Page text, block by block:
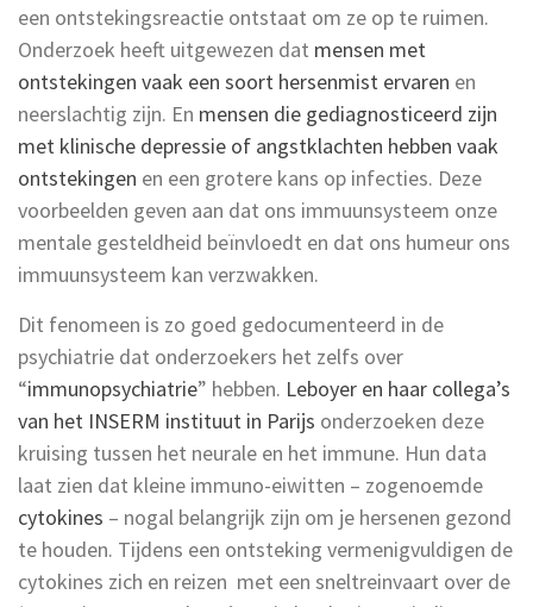
een ontstekingsreactie ontstaat om ze op te ruimen.
Onderzoek heeft uitgewezen dat mensen met
ontstekingen vaak een soort hersenmist ervaren en
neerslachtig zijn. En mensen die gediagnosticeerd zijn
met klinische depressie of angstklachten hebben vaak
ontstekingen en een grotere kans op infecties. Deze
voorbeelden geven aan dat ons immuunsysteem onze
mentale gesteldheid beïnvloedt en dat ons humeur ons
immuunsysteem kan verzwakken.
Dit fenomeen is zo goed gedocumenteerd in de
psychiatrie dat onderzoekers het zelfs over
“immunopsychiatrie” hebben. Leboyer en haar collega’s
van het INSERM instituut in Parijs onderzoeken deze
kruising tussen het neurale en het immune. Hun data
laat zien dat kleine immuno-eiwitten ­– zogenoemde
cytokines – nogal belangrijk zijn om je hersenen gezond
te houden. Tijdens een ontsteking vermenigvuldigen de
cytokines zich en reizen met een sneltreinvaart over de